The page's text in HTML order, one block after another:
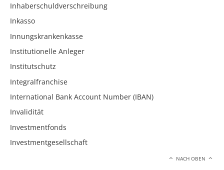
Inhaberschuldverschreibung
Inkasso
Innungskrankenkasse
Institutionelle Anleger
Institutschutz
Integralfranchise
International Bank Account Number (IBAN)
Invalidität
Investmentfonds
Investmentgesellschaft
NACH OBEN